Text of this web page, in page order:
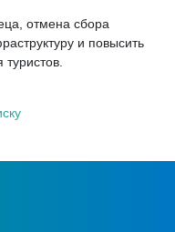
отмена сбора
и повысить